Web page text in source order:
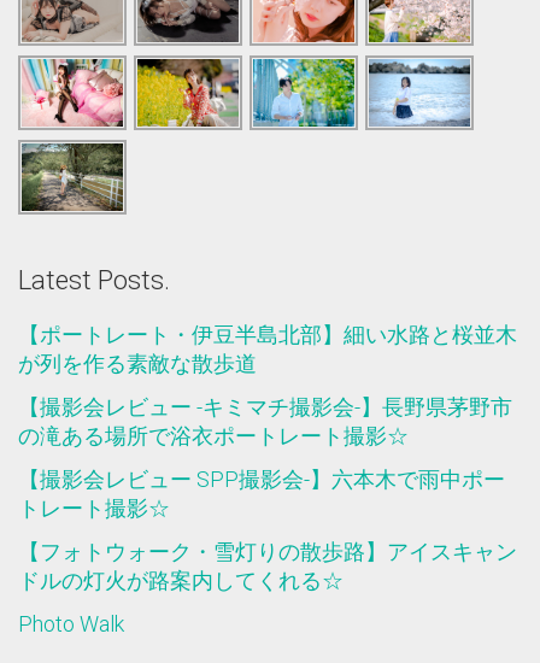
Latest Posts.
【ポートレート・伊豆半島北部】細い水路と桜並木
が列を作る素敵な散歩道
【撮影会レビュー -キミマチ撮影会-】長野県茅野市
の滝ある場所で浴衣ポートレート撮影☆
【撮影会レビュー SPP撮影会-】六本木で雨中ポー
トレート撮影☆
【フォトウォーク・雪灯りの散歩路】アイスキャン
ドルの灯火が路案内してくれる☆
Photo Walk